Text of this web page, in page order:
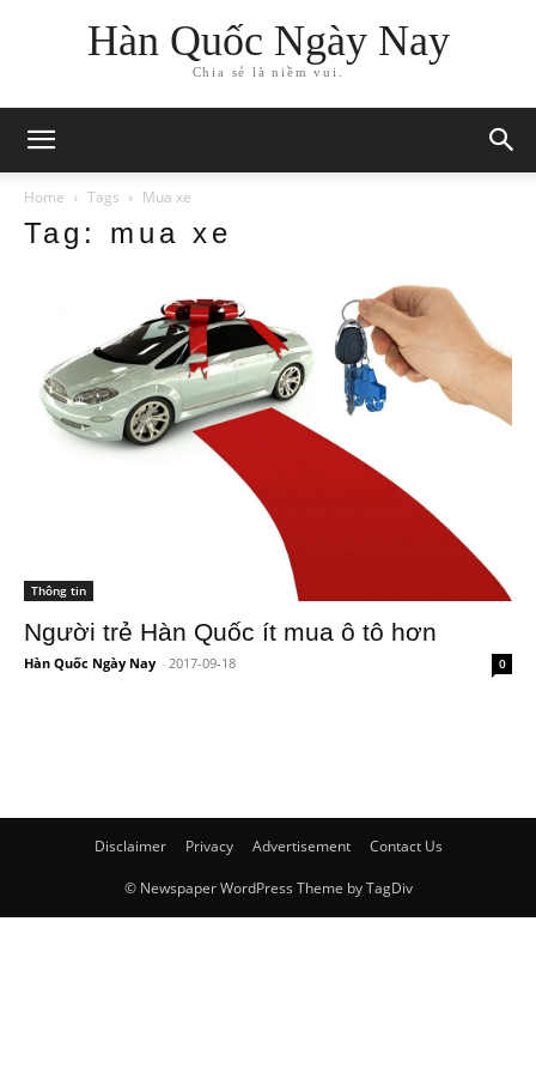
Hàn Quốc Ngày Nay
Chia sẻ là niềm vui.
Home Tags Mua xe
Tag: mua xe
Thông tin
Người trẻ Hàn Quốc ít mua ô tô hơn
Hàn Quốc Ngày Nay - 2017-09-18 0
Disclaimer Privacy Advertisement Contact Us
© Newspaper WordPress Theme by TagDiv